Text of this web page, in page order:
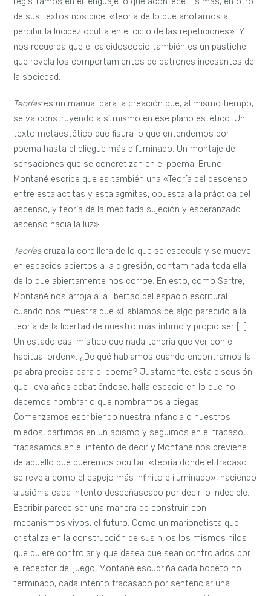
de sus textos nos dice: «Teoría de lo que anotamos al
percibir la lucidez oculta en el ciclo de las repeticiones». Y
nos recuerda que el caleidoscopio también es un pastiche
que revela los comportamientos de patrones incesantes de
la sociedad.
Teoríases un manual para la creación que, al mismo tiempo,
se va construyendo a sí mismo en ese plano estético. Un
texto metaestético que fisura lo que entendemos por
poema hasta el pliegue más difuminado. Un montaje de
sensaciones que se concretizan en el poema. Bruno
Montané escribe que es también una «Teoría del descenso
entre estalactitas y estalagmitas, opuesta a la práctica del
ascenso, y teoría de la meditada sujeción y esperanzado
ascenso hacia la luz».
Teoríascruza la cordillera de lo que se especula y se mueve
en espacios abiertos a la digresión, contaminada toda ella
de lo que abiertamente nos corroe. En esto, como Sartre,
Montané nos arroja a la libertad del espacio escritural
cuando nos muestra que «Hablamos de algo parecido a la
teoría de la libertad de nuestro más íntimo y propio ser […].
Un estado casi místico que nada tendría que ver con el
habitual orden». ¿De qué hablamos cuando encontramos la
palabra precisa para el poema? Justamente, esta discusión,
que lleva años debatiéndose, halla espacio en lo que no
debemos nombrar o que nombramos a ciegas.
Comenzamos escribiendo nuestra infancia o nuestros
miedos, partimos en un abismo y seguimos en el fracaso,
fracasamos en el intento de decir y Montané nos previene
de aquello que queremos ocultar: «Teoría donde el fracaso
se revela como el espejo más infinito e iluminado», haciendo
alusión a cada intento despeñascado por decir lo indecible.
Escribir parece ser una manera de construir, con
mecanismos vivos, el futuro. Como un marionetista que
cristaliza en la construcción de sus hilos los mismos hilos
que quiere controlar y que desea que sean controlados por
el receptor del juego, Montané escudriña cada boceto no
terminado, cada intento fracasado por sentenciar una